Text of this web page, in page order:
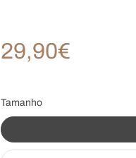
29,90€
Tamanho